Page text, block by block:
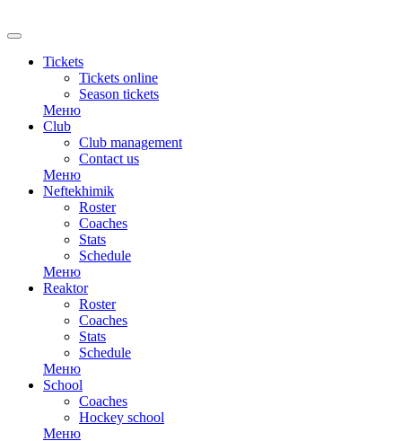
Tickets
Tickets online
Season tickets
Меню
Club
Club management
Contact us
Меню
Neftekhimik
Roster
Coaches
Stats
Schedule
Меню
Reaktor
Roster
Coaches
Stats
Schedule
Меню
School
Coaches
Hockey school
Меню